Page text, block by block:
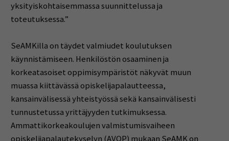
yksityiskohtaisemmassa suunnittelussa ja
toteutuksessa.”
SeAMKilla on täydet valmiudet koulutuksen
käynnistämiseen. Henkilöstön osaaminen ja
korkeatasoiset oppimisympäristöt näkyvät muun
muassa kiittävässä opiskelijapalautteessa,
kansainvälisessä yhteistyössä sekä kansainvälisesti
tunnustetussa yrittäjyyden tutkimuksessa.
Ammattikorkeakoulujen valmistumisvaiheen
opiskelijapalautekyselyn (AVOP) mukaan SeAMK on